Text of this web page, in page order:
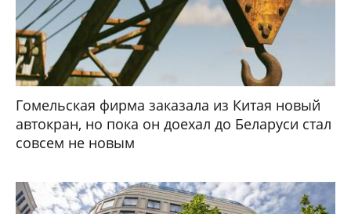
Гомельская фирма заказала из Китая новый
автокран, но пока он доехал до Беларуси стал
совсем не новым